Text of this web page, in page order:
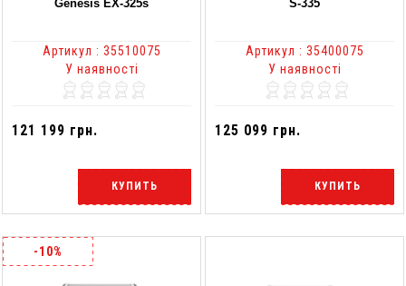
Genesis EX-325s
Артикул : 35510075
У наявності
121 199 грн.
КУПИТЬ
S-335
Артикул : 35400075
У наявності
125 099 грн.
КУПИТЬ
-10%